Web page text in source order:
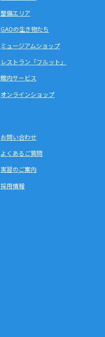
整備エリア
GAOの生き物たち
ミュージアムショップ
レストラン「フルット」
館内サービス
オンラインショップ
お問い合わせ
よくあるご質問
実習のご案内
採用情報